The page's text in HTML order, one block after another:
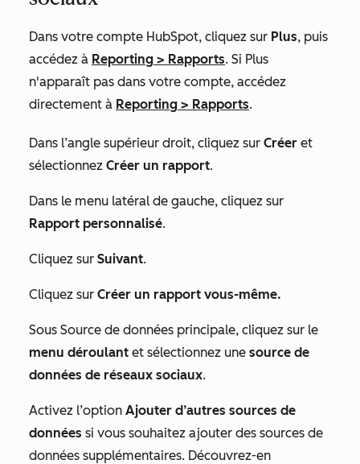
Dans votre compte HubSpot, cliquez sur Plus, puis
accédez à Reporting > Rapports. Si Plus
n'apparaît pas dans votre compte, accédez
directement à Reporting > Rapports.
Dans l’angle supérieur droit, cliquez sur Créer et
sélectionnez Créer un rapport.
Dans le menu latéral de gauche, cliquez sur
Rapport personnalisé.
Cliquez sur Suivant.
Cliquez sur Créer un rapport vous-même.
Sous Source de données principale, cliquez sur le
menu déroulant et sélectionnez une source de
données de réseaux sociaux.
Activez l’option Ajouter d’autres sources de
données si vous souhaitez ajouter des sources de
données supplémentaires. Découvrez-en